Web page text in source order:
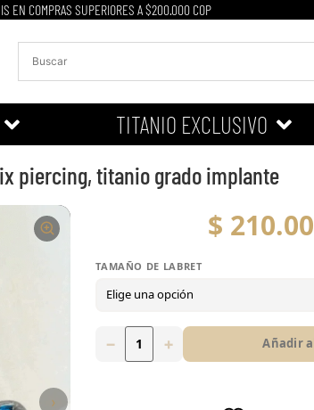
EN COMPRAS SUPERIORES A $200.000 COP
TITANIO EXCLUSIVO
piercing, titanio grado implante
›
$
5mm (XS) 7mm
TAMAÑO DE LABRET
− + Añadir